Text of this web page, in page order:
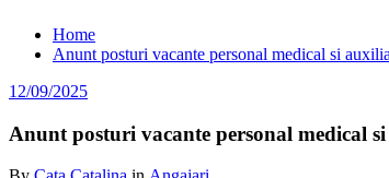
Home
Anunt posturi vacante personal medical si
12/09/2025
Anunt posturi vacante personal medical